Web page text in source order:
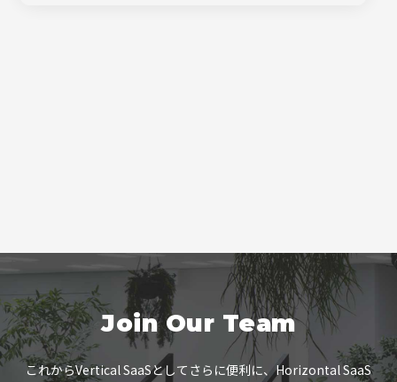
Join Our Team
これからVertical SaaSとしてさらに便利に、Horizontal SaaS